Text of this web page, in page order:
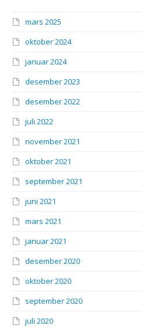
mars 2025
oktober 2024
januar 2024
desember 2023
desember 2022
juli 2022
november 2021
oktober 2021
september 2021
juni 2021
mars 2021
januar 2021
desember 2020
oktober 2020
september 2020
juli 2020